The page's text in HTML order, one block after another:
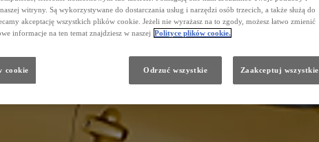
witryny. Są wykorzystywane do dostarczania usług i narzędzi osób trzecich, a także służą do
akceptację wszystkich plików cookie. Jeżeli nie wyrażasz na to zgody, możesz łatwo zmienić
informacje na ten temat znajdziesz w naszej Polityce plików cookie.
Odrzuć wszystkie Zaakceptuj wszystkie
cookie